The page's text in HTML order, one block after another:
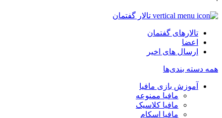
تالار گفتمان
تالارهای گفتمان
اعضا
ارسال های اخیر
همه دسته بندی‌ها
آموزش بازی مافیا
مافیا ممنوعه
مافیا کلاسیک
مافیا اسکام